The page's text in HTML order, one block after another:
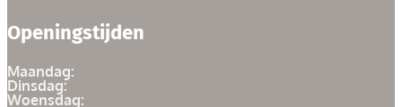
Openingstijden
Maandag:
Dinsdag:
Woensdag: